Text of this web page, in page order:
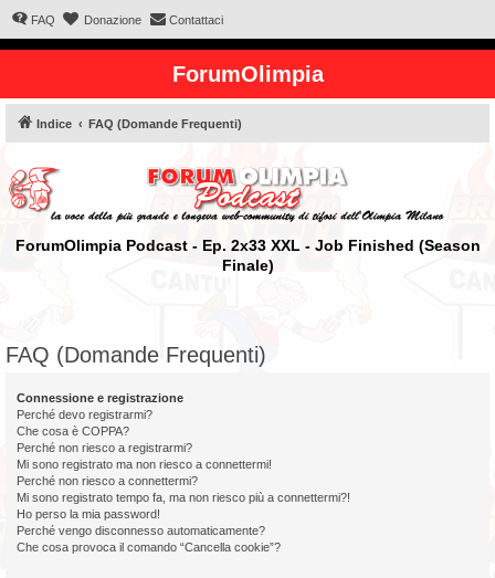
FAQ Donazione Contattaci
ForumOlimpia
Indice FAQ (Domande Frequenti)
ForumOlimpia Podcast - Ep. 2x33 XXL - Job Finished (Season
Finale)
FAQ (Domande Frequenti)
Connessione e registrazione
Perché devo registrarmi?
Che cosa è COPPA?
Perché non riesco a registrarmi?
Mi sono registrato ma non riesco a connettermi!
Perché non riesco a connettermi?
Mi sono registrato tempo fa, ma non riesco più a connettermi?!
Ho perso la mia password!
Perché vengo disconnesso automaticamente?
Che cosa provoca il comando “Cancella cookie”?